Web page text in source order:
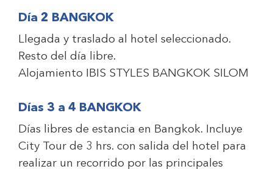
Día 2 BANGKOK
Llegada y traslado al hotel seleccionado.
Resto del día libre.
Alojamiento IBIS STYLES BANGKOK SILOM
Días 3 a 4 BANGKOK
Días libres de estancia en Bangkok. Incluye
City Tour de 3 hrs. con salida del hotel para
realizar un recorrido por las principales